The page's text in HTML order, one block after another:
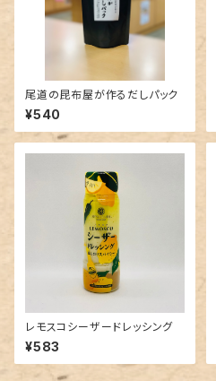
尾道の昆布屋が作るだしパック
¥540
レモスコシーザードレッシング
¥583